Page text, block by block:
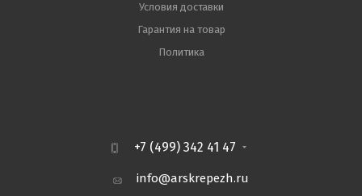
Условия доставки
Гарантия на товар
Политика
+7 (499) 342 41 47
info@arskrepezh.ru